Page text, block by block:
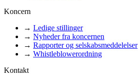
Koncern
→ Ledige stillinger
→ Nyheder fra koncernen
→ Rapporter og selskabsmeddelelser
→ Whistleblowerordning
Kontakt